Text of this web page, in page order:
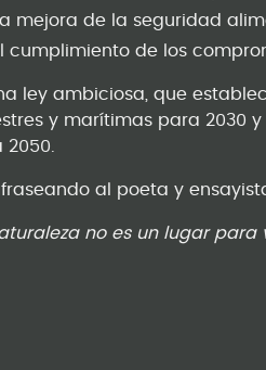
La mejora de la seguridad
cumplimiento de los
ley ambiciosa, que
y marítimas para 2030
2050.
al poeta y
no es un lugar para